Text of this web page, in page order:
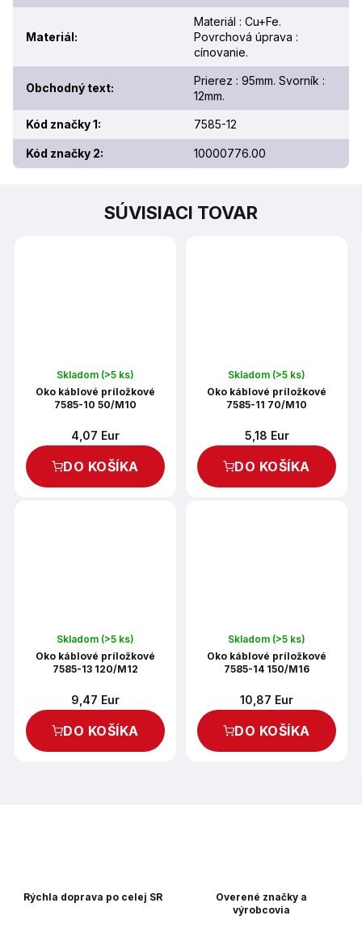
Materiál:
Materiál : Cu+Fe.
Povrchová úprava :
cínovanie.
Obchodný text:
Prierez : 95mm. Svorník :
12mm.
Kód značky 1: 7585-12
Kód značky 2: 10000776.00
SÚVISIACI TOVAR
Skladom (>5 ks)
Oko káblové príložkové
7585-10 50/M10
4,07 Eur
DO KOŠÍKA
Skladom (>5 ks)
Oko káblové príložkové
7585-11 70/M10
5,18 Eur
DO KOŠÍKA
Skladom (>5 ks)
Oko káblové príložkové
7585-13 120/M12
9,47 Eur
DO KOŠÍKA
Skladom (>5 ks)
Oko káblové príložkové
7585-14 150/M16
10,87 Eur
DO KOŠÍKA
Overené značky a
výrobcovia
Rýchla doprava po celej SR